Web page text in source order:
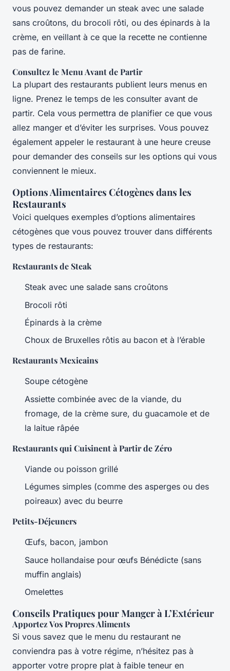
vous pouvez demander un steak avec une salade
sans croûtons, du brocoli rôti, ou des épinards à la
crème, en veillant à ce que la recette ne contienne
pas de farine.
Consultez le Menu Avant de Partir
La plupart des restaurants publient leurs menus en
ligne. Prenez le temps de les consulter avant de
partir. Cela vous permettra de planifier ce que vous
allez manger et d’éviter les surprises. Vous pouvez
également appeler le restaurant à une heure creuse
pour demander des conseils sur les options qui vous
conviennent le mieux.
Options Alimentaires Cétogènes dans les
Restaurants
Voici quelques exemples d’options alimentaires
cétogènes que vous pouvez trouver dans différents
types de restaurants:
Restaurants de Steak
Steak avec une salade sans croûtons
Brocoli rôti
Épinards à la crème
Choux de Bruxelles rôtis au bacon et à l’érable
Restaurants Mexicains
Soupe cétogène
Assiette combinée avec de la viande, du
fromage, de la crème sure, du guacamole et de
la laitue râpée
Restaurants qui Cuisinent à Partir de Zéro
Viande ou poisson grillé
Légumes simples (comme des asperges ou des
poireaux) avec du beurre
Petits-Déjeuners
Œufs, bacon, jambon
Sauce hollandaise pour œufs Bénédicte (sans
muffin anglais)
Omelettes
Conseils Pratiques pour Manger à L’Extérieur
Apportez Vos Propres Aliments
Si vous savez que le menu du restaurant ne
conviendra pas à votre régime, n’hésitez pas à
apporter votre propre plat à faible teneur en